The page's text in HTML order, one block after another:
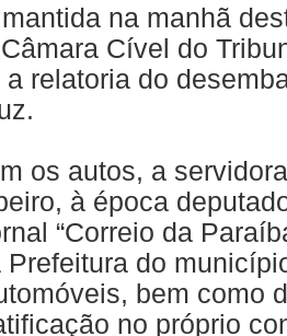
na manhã
Cível do
relatoria do
os autos, a
à época
“Correio da
Prefeitura do
bem como
no próprio